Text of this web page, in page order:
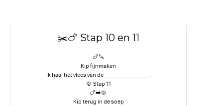
✂️🍗 Stap 10 en 11
🍗🔪
Kip fijnmaken
Ik haal het vlees van de __________________.
🍲 Stap 11
🍗➡️🍲
Kip terug in de soep